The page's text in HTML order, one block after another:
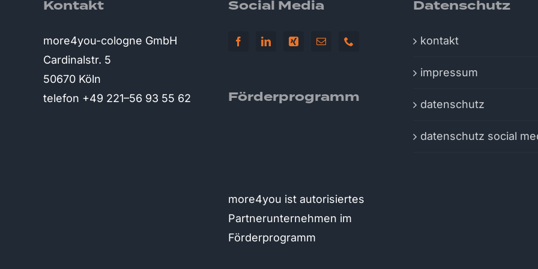
Kontakt
more4you-cologne GmbH
Cardinalstr. 5
50670 Köln
telefon +49 221–56 93 55 62
Social Media
Förderprogramm
more4you ist autorisiertes
Partnerunternehmen im
Förderprogramm
Datenschutz
kontakt
impressum
datenschutz
datenschutz social